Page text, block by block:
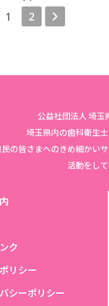
1 2
公益社団法人 埼玉
埼玉県内の歯科衛生
民の皆さまへのきめ細かい
活動をして
ク
リシー
シーポリシー